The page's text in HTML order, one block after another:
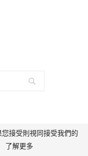
接受則視同接受我們的
了解更多